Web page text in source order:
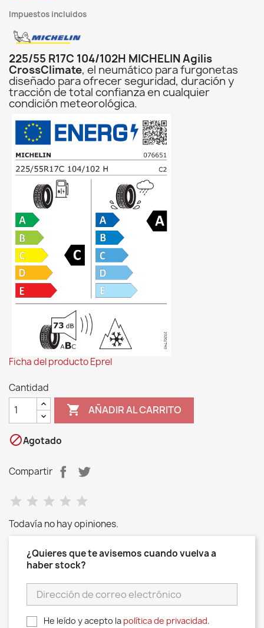
Impuestos incluidos
225/55 R17C 104/102H MICHELIN Agilis
CrossClimate, el neumático para furgonetas
diseñado para ofrecer seguridad, duración y
tracción de total confianza en cualquier
condición meteorológica.
Ficha del producto Eprel
Cantidad
 AÑADIR AL CARRITO
Agotado
Compartir
Todavía no hay opiniones.
¿Quieres que te avisemos cuando vuelva a
haber stock?
He leído y acepto la política de privacidad.